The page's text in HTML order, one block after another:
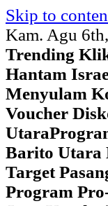
Skip to
Kam. Agu
Trending
Hantam
Menyulam
Voucher
Utara
Barito Utara
Target
Program